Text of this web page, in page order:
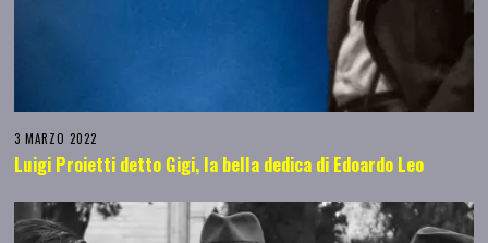
3 MARZO 2022
Luigi Proietti detto Gigi, la bella dedica di Edoardo Leo